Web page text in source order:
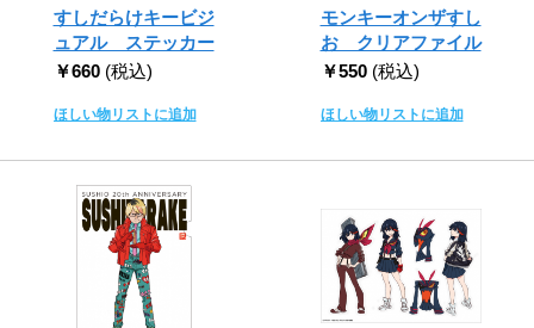
すしだらけキービジ
ュアル ステッカー
￥660 (税込)
ほしい物リストに追加
モンキーオンザすし
お クリアファイル
￥550 (税込)
ほしい物リストに追加